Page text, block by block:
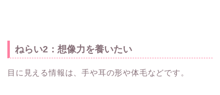
ねらい2：想像力を養いたい
目に見える情報は、手や耳の形や体毛などです。